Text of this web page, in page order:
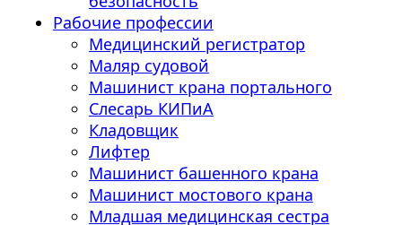
Рабочие профессии
Медицинский регистратор
Маляр судовой
Машинист крана портального
Слесарь КИПиА
Кладовщик
Лифтер
Машинист башенного крана
Машинист мостового крана
Младшая медицинская сестра